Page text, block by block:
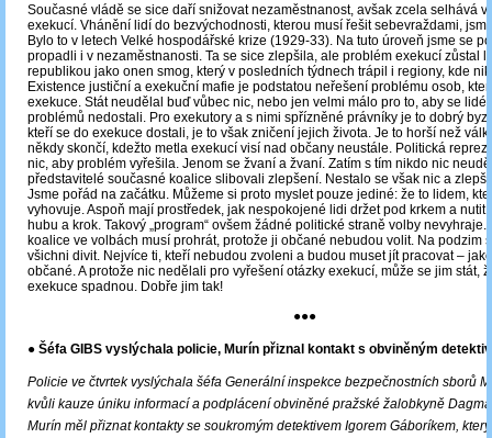
Současné vládě se sice daří snižovat nezaměstnanost, avšak zcela selhává v
exekucí. Vhánění lidí do bezvýchodnosti, kterou musí řešit sebevraždami,
Bylo to v letech Velké hospodářské krize (1929-33). Na tuto úroveň jsme se
propadli i v nezaměstnanosti. Ta se sice zlepšila, ale problém exekucí zůstal
republikou jako onen smog, který v posledních týdnech trápil i regiony, kde
Existence justiční a exekuční mafie je podstatou neřešení problému osob,
exekuce. Stát neudělal buď vůbec nic, nebo jen velmi málo pro to, aby se lidé
problémů nedostali. Pro exekutory a s nimi spřízněné právníky je to dobrý
kteří se do exekuce dostali, je to však zničení jejich života. Je to horší než
někdy skončí, kdežto metla exekucí visí nad občany neustále. Politická
nic, aby problém vyřešila. Jenom se žvaní a žvaní. Zatím s tím nikdo nic
představitelé současné koalice slibovali zlepšení. Nestalo se však nic a
Jsme pořád na začátku. Můžeme si proto myslet pouze jediné: že to lidem,
vyhovuje. Aspoň mají prostředek, jak nespokojené lidi držet pod krkem a nutit
hubu a krok. Takový „program“ ovšem žádné politické straně volby nevyhraje.
koalice ve volbách musí prohrát, protože ji občané nebudou volit. Na podzim
všichni divit. Nejvíce ti, kteří nebudou zvoleni a budou muset jít pracovat –
občané. A protože nic nedělali pro vyřešení otázky exekucí, může se jim stát,
exekuce spadnou. Dobře jim tak!
●●●
● Šéfa GIBS vyslýchala policie, Murín přiznal kontakt s obviněným
Policie ve čtvrtek vyslýchala šéfa Generální inspekce bezpečnostních sborů
kvůli kauze úniku informací a podplácení obviněné pražské žalobkyně
Murín měl přiznat kontakty se soukromým detektivem Igorem Gáboríkem,